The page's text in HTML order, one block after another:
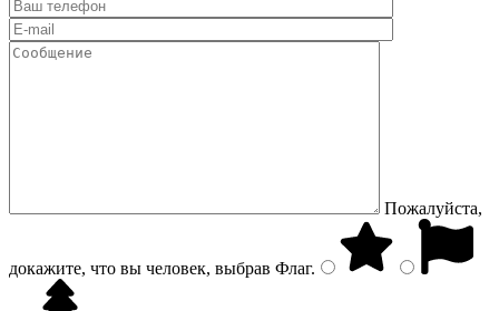
Пожалуйста,
докажите, что вы человек, выбрав Флаг.